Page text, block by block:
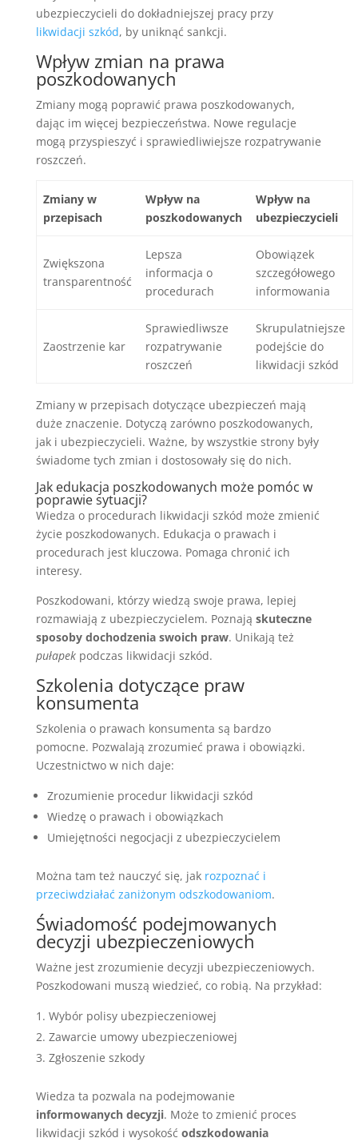
ubezpieczycieli do dokładniejszej pracy przy
likwidacji szkód, by uniknąć sankcji.
Wpływ zmian na prawa
poszkodowanych
Zmiany mogą poprawić prawa poszkodowanych,
dając im więcej bezpieczeństwa. Nowe regulacje
mogą przyspieszyć i sprawiedliwiejsze rozpatrywanie
roszczeń.
Zmiany w
przepisach
Wpływ na
poszkodowanych
Wpływ na
ubezpieczycieli
Zwiększona
transparentność
Lepsza
informacja o
procedurach
Obowiązek
szczegółowego
informowania
Zaostrzenie kar
Sprawiedliwsze
rozpatrywanie
roszczeń
Skrupulatniejsze
podejście do
likwidacji szkód
Zmiany w przepisach dotyczące ubezpieczeń mają
duże znaczenie. Dotyczą zarówno poszkodowanych,
jak i ubezpieczycieli. Ważne, by wszystkie strony były
świadome tych zmian i dostosowały się do nich.
Jak edukacja poszkodowanych może pomóc w
poprawie sytuacji?
Wiedza o procedurach likwidacji szkód może zmienić
życie poszkodowanych. Edukacja o prawach i
procedurach jest kluczowa. Pomaga chronić ich
interesy.
Poszkodowani, którzy wiedzą swoje prawa, lepiej
rozmawiają z ubezpieczycielem. Poznają skuteczne
sposoby dochodzenia swoich praw. Unikają też
pułapekpodczas likwidacji szkód.
Szkolenia dotyczące praw
konsumenta
Szkolenia o prawach konsumenta są bardzo
pomocne. Pozwalają zrozumieć prawa i obowiązki.
Uczestnictwo w nich daje:
Zrozumienie procedur likwidacji szkód
Wiedzę o prawach i obowiązkach
Umiejętności negocjacji z ubezpieczycielem
Można tam też nauczyć się, jak rozpoznać i
przeciwdziałać zaniżonym odszkodowaniom.
Świadomość podejmowanych
decyzji ubezpieczeniowych
Ważne jest zrozumienie decyzji ubezpieczeniowych.
Poszkodowani muszą wiedzieć, co robią. Na przykład:
Wybór polisy ubezpieczeniowej
Zawarcie umowy ubezpieczeniowej
Zgłoszenie szkody
Wiedza ta pozwala na podejmowanie
informowanych decyzji. Może to zmienić proces
likwidacji szkód i wysokość odszkodowania